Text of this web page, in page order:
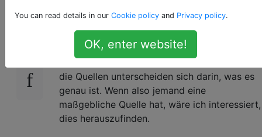
31
Ich habe ein paar rote Trauben gekauft, auf
denen sich eine dünne Schicht weißer Staub
befindet. Was ist das? Es hat keinen
Geschmack und scheint harmlos zu sein, aber
die Quellen unterscheiden sich darin, was es
genau ist. Wenn also jemand eine
maßgebliche Quelle hat, wäre ich interessiert,
dies herauszufinden.
You can read details in our Cookie policy and Privacy policy.
OK, enter website!